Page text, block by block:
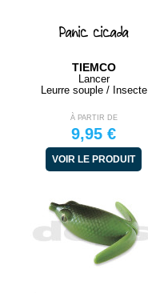
Panic cicada
TIEMCO
Lancer
Leurre souple / Insecte
À PARTIR DE
9,95 €
VOIR LE PRODUIT